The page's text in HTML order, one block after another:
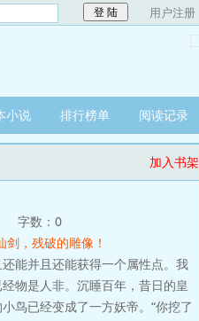
用户注册
小说 排行榜单 阅读记录
加入书架
字数：0
，残破的雕像！
能并且还能获得一个属性点。我
物是人非。沉睡百年，昔日的皇
鸟已经变成了一方妖帝。“你挖了